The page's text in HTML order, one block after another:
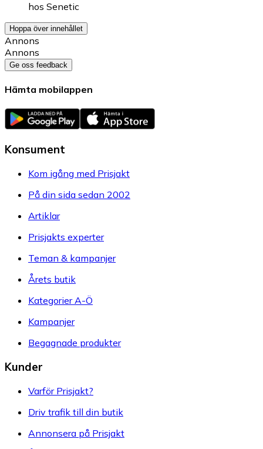
hos Senetic
Hoppa över innehållet
Annons
Annons
Ge oss feedback
Hämta mobilappen
Konsument
Kom igång med Prisjakt
På din sida sedan 2002
Artiklar
Prisjakts experter
Teman & kampanjer
Årets butik
Kategorier A-Ö
Kampanjer
Begagnade produkter
Kunder
Varför Prisjakt?
Driv trafik till din butik
Annonsera på Prisjakt